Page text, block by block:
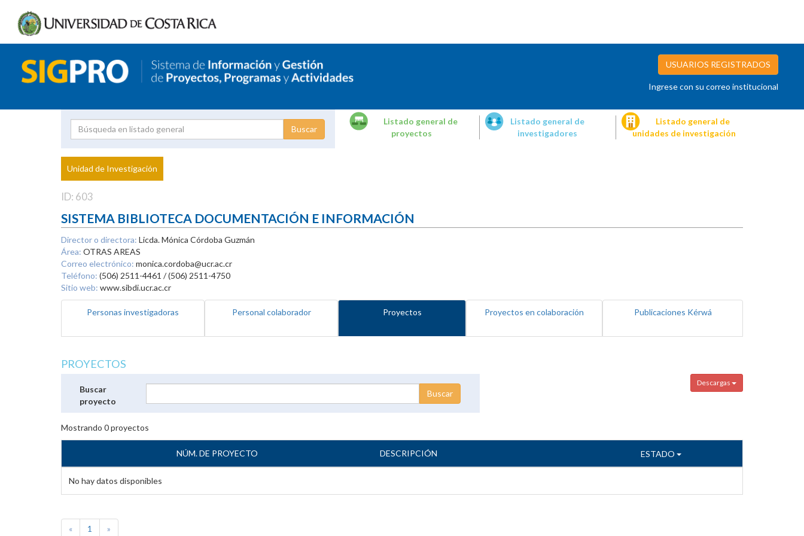
USUARIOS REGISTRADOS
Ingrese con su correo institucional
Proyecto
Investigador
Listado general de
proyectos
Listado general de
investigadores
Listado general de
unidades de investigación
Unidad de Investigación
ID: 603
SISTEMA BIBLIOTECA DOCUMENTACIÓN E INFORMACIÓN
Director o directora: Licda. Mónica Córdoba Guzmán
Área: OTRAS AREAS
Correo electrónico: monica.cordoba@ucr.ac.cr
Teléfono: (506) 2511-4461 / (506) 2511-4750
Sitio web: www.sibdi.ucr.ac.cr
Personas investigadoras Personal colaborador Proyectos Proyectos en colaboración Publicaciones Kérwá
PROYECTOS
Descargas
Buscar
proyecto
Mostrando 0proyectos
NÚM. DE PROYECTO DESCRIPCIÓN ESTADO
No hay datos disponibles
« 1 »